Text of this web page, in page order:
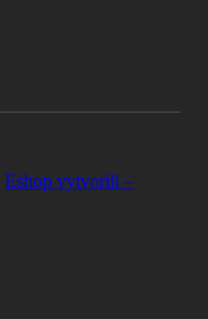
Eshop vytvorili –